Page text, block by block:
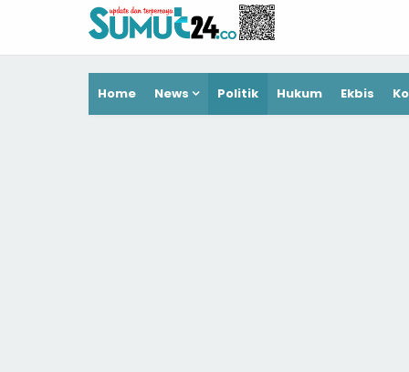
Home News Politik Hukum Ekbis